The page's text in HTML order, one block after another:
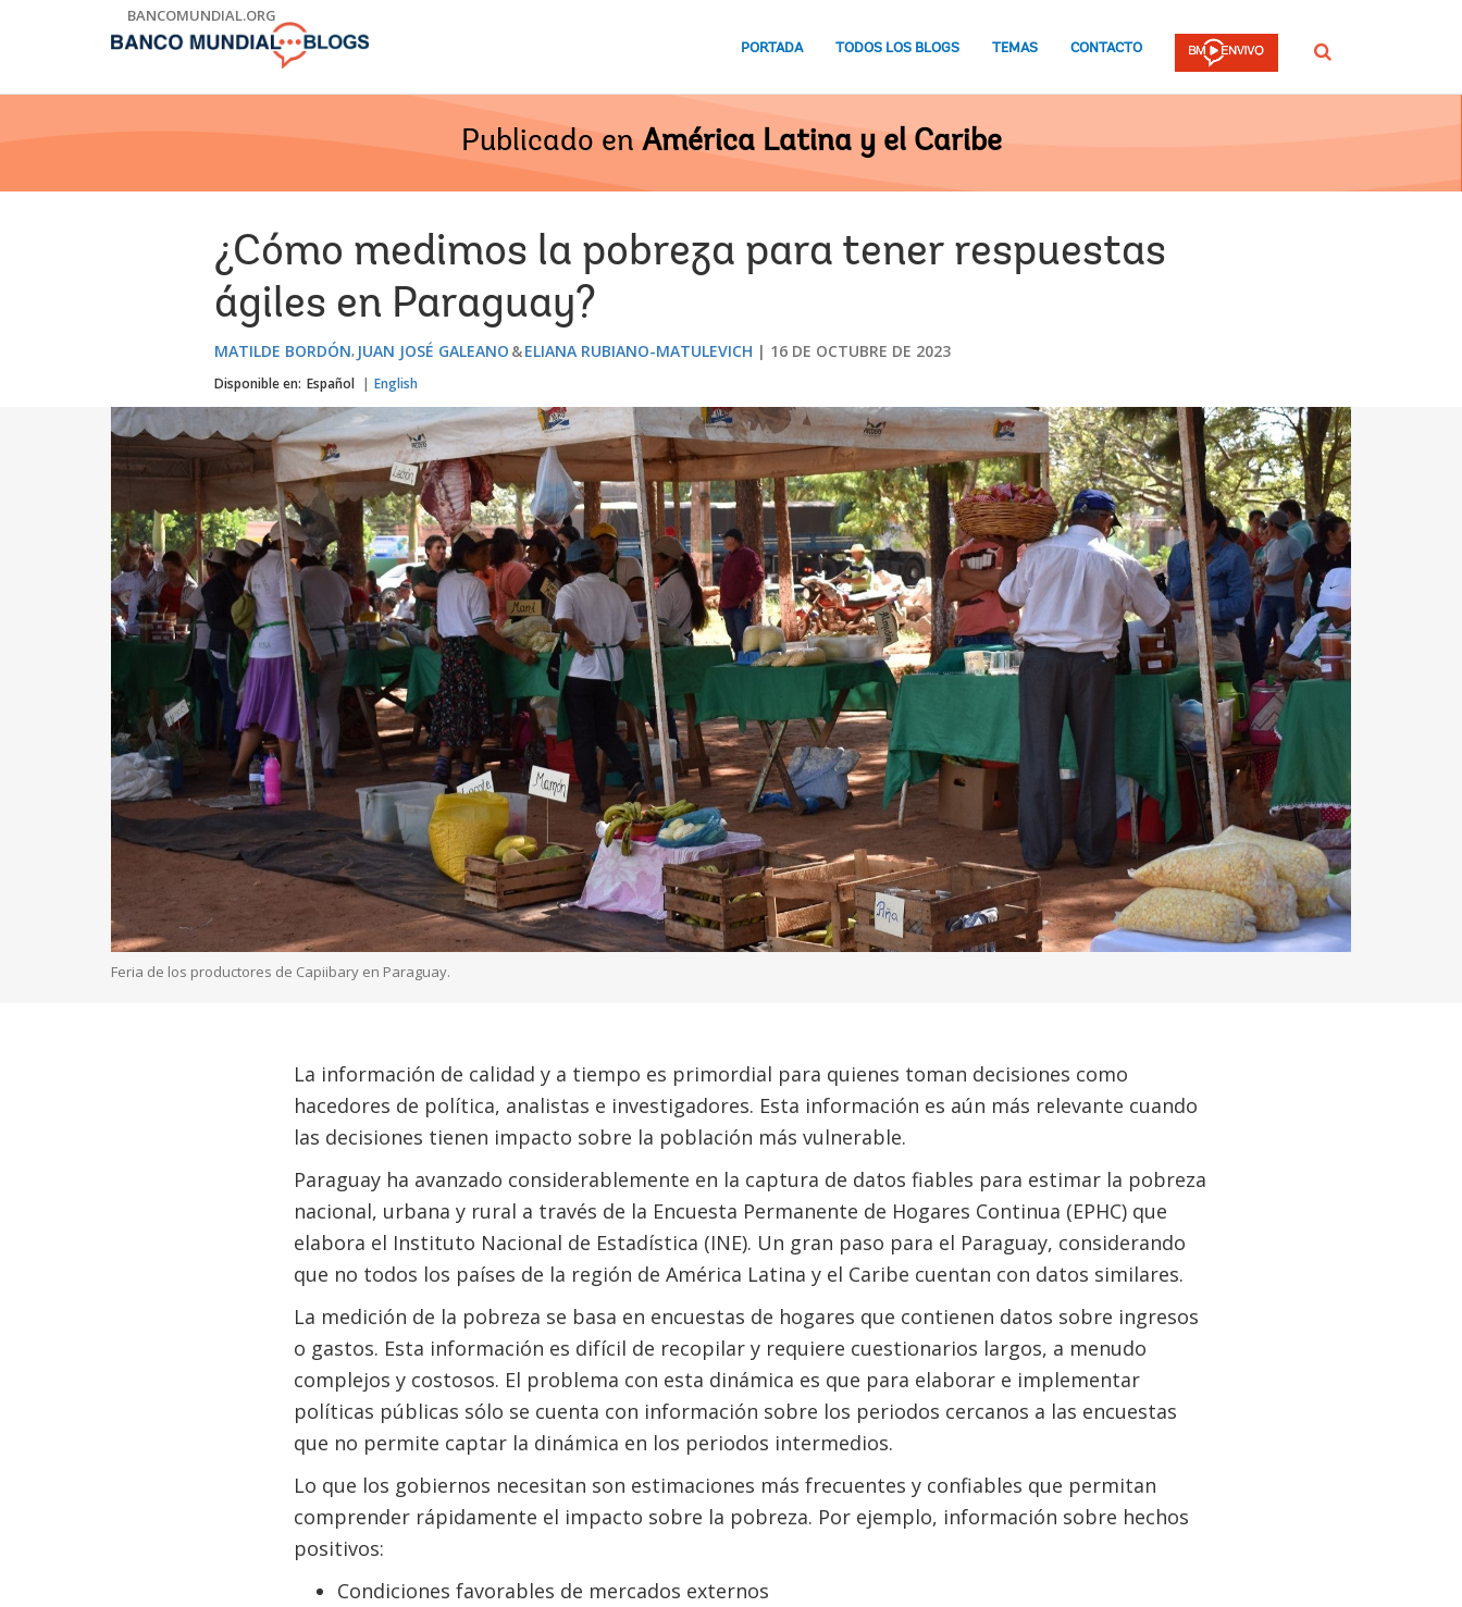
BANCOMUNDIAL.ORG
PORTADA TODOS LOS BLOGS TEMAS CONTACTO Buscar
Publicado en América Latina y el Caribe
¿Cómo medimos la pobreza para tener respuestas
ágiles en Paraguay?
MATILDE BORDÓN JUAN JOSÉ GALEANO ELIANA RUBIANO-MATULEVICH 16 DE OCTUBRE DE 2023
Disponible en: Español English
Feria de los productores de Capiibary en Paraguay.
La información de calidad y a tiempo es primordial para quienes toman decisiones como
hacedores de política, analistas e investigadores. Esta información es aún más relevante cuando
las decisiones tienen impacto sobre la población más vulnerable.
Paraguay ha avanzado considerablemente en la captura de datos fiables para estimar la pobreza
nacional, urbana y rural a través de la Encuesta Permanente de Hogares Continua (EPHC) que
elabora el Instituto Nacional de Estadística (INE). Un gran paso para el Paraguay, considerando
que no todos los países de la región de América Latina y el Caribe cuentan con datos similares.
La medición de la pobreza se basa en encuestas de hogares que contienen datos sobre ingresos
o gastos. Esta información es difícil de recopilar y requiere cuestionarios largos, a menudo
complejos y costosos. El problema con esta dinámica es que para elaborar e implementar
políticas públicas sólo se cuenta con información sobre los periodos cercanos a las encuestas
que no permite captar la dinámica en los periodos intermedios.
Lo que los gobiernos necesitan son estimaciones más frecuentes y confiables que permitan
comprender rápidamente el impacto sobre la pobreza. Por ejemplo, información sobre hechos
positivos:
Condiciones favorables de mercados externos